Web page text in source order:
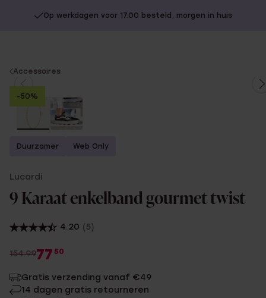
Op werkdagen voor 17.00 besteld, morgen in huis
You
are
here:
Accessoires
-50%
Duurzamer Web Only
Lucardi
9 Karaat enkelband gourmet twist
4.20 (5)
154.9977 50
Gratis verzending vanaf €49
14 dagen gratis retourneren